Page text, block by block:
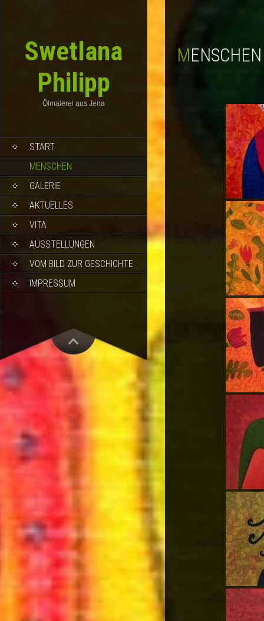
Swetlana
Philipp
Ölmalerei aus Jena
START
MENSCHEN
GALERIE
AKTUELLES
VITA
AUSSTELLUNGEN
VOM BILD ZUR GESCHICHTE
IMPRESSUM
MENSCHEN